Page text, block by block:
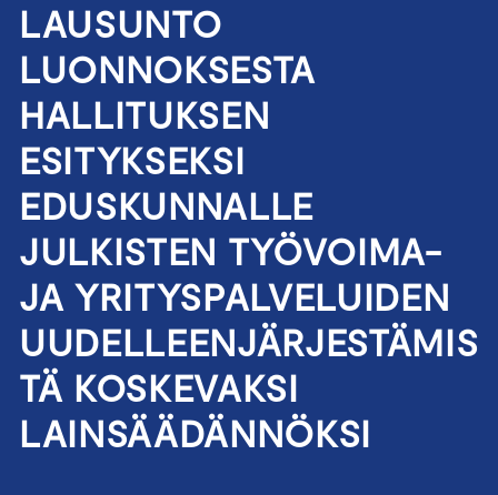
LAUSUNTO
LUONNOKSESTA
HALLITUKSEN
ESITYKSEKSI
EDUSKUNNALLE
JULKISTEN TYÖVOIMA-
JA YRITYSPALVELUIDEN
UUDELLEENJÄRJESTÄMIS
TÄ KOSKEVAKSI
LAINSÄÄDÄNNÖKSI